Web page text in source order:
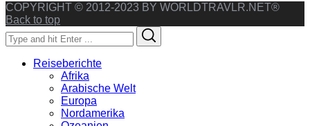
COPYRIGHT © 2012-2023 BY WORLDTRAVLR.NET®
Back to top
Search
for:
Reiseberichte
Afrika
Arabische Welt
Europa
Nordamerika